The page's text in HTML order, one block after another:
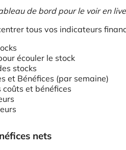
de bord pour le voir en
tous vos indicateurs
écouler le stock
stocks
et Bénéfices (par semaine)
et bénéfices
nets